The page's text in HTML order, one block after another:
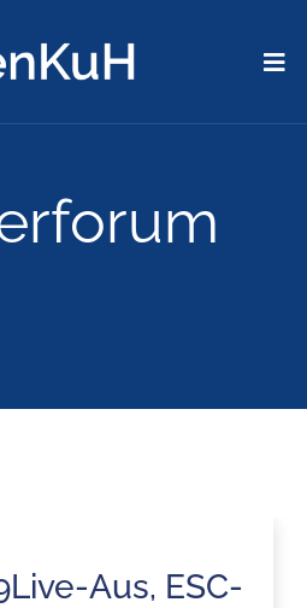
Aus, ESC-